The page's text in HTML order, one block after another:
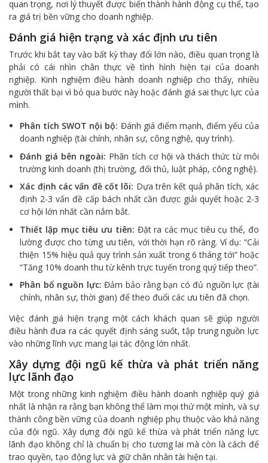
quan trọng, nơi lý thuyết được biến thành hành động cụ thể, tạo
ra giá trị bền vững cho doanh nghiệp.
Đánh giá hiện trạng và xác định ưu tiên
Trước khi bắt tay vào bất kỳ thay đổi lớn nào, điều quan trọng là
phải có cái nhìn chân thực về tình hình hiện tại của doanh
nghiệp. Kinh nghiệm điều hành doanh nghiệp cho thấy, nhiều
người thất bại vì bỏ qua bước này hoặc đánh giá sai thực lực của
mình.
Phân tích SWOT nội bộ: Đánh giá điểm mạnh, điểm yếu của
doanh nghiệp (tài chính, nhân sự, công nghệ, quy trình).
Đánh giá bên ngoài: Phân tích cơ hội và thách thức từ môi
trường kinh doanh (thị trường, đối thủ, luật pháp, công nghệ).
Xác định các vấn đề cốt lõi: Dựa trên kết quả phân tích, xác
định 2-3 vấn đề cấp bách nhất cần được giải quyết hoặc 2-3
cơ hội lớn nhất cần nắm bắt.
Thiết lập mục tiêu ưu tiên: Đặt ra các mục tiêu cụ thể, đo
lường được cho từng ưu tiên, với thời hạn rõ ràng. Ví dụ: “Cải
thiện 15% hiệu quả quy trình sản xuất trong 6 tháng tới” hoặc
“Tăng 10% doanh thu từ kênh trực tuyến trong quý tiếp theo”.
Phân bổ nguồn lực: Đảm bảo rằng bạn có đủ nguồn lực (tài
chính, nhân sự, thời gian) để theo đuổi các ưu tiên đã chọn.
Việc đánh giá hiện trạng một cách khách quan sẽ giúp người
điều hành đưa ra các quyết định sáng suốt, tập trung nguồn lực
vào những lĩnh vực mang lại tác động lớn nhất.
Xây dựng đội ngũ kế thừa và phát triển năng
lực lãnh đạo
Một trong những kinh nghiệm điều hành doanh nghiệp quý giá
nhất là nhận ra rằng bạn không thể làm mọi thứ một mình, và sự
thành công bền vững của doanh nghiệp phụ thuộc vào khả năng
của đội ngũ. Xây dựng đội ngũ kế thừa và phát triển năng lực
lãnh đạo không chỉ là chuẩn bị cho tương lai mà còn là cách để
trao quyền, tạo động lực và giữ chân nhân tài hiện tại.